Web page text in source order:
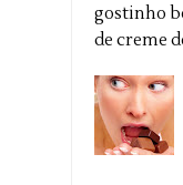
gostinho
de creme